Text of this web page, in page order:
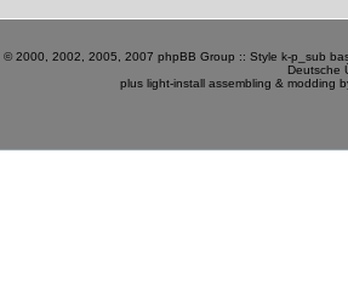
© 2000, 2002, 2005, 2007 phpBB Group :: Style k-p_sub
Deutsche
plus light-install assembling & modding